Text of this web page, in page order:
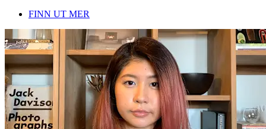
FINN UT MER